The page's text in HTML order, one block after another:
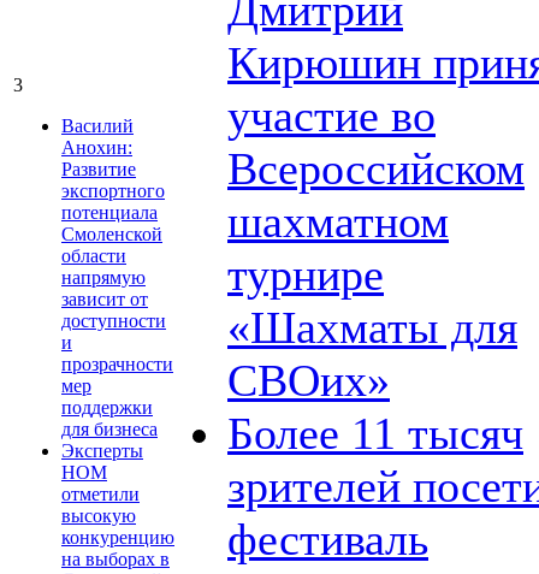
3
Василий
Анохин:
Развитие
экспортного
потенциала
Смоленской
области
напрямую
зависит от
доступности
и
прозрачности
мер
поддержки
для бизнеса
Эксперты
НОМ
отметили
высокую
конкуренцию
на выборах в
Кирюшин
участие во
Всероссийском
шахматном
турнире
«Шахматы для
СВОих»
Более 11 тысяч
зрителей
фестиваль